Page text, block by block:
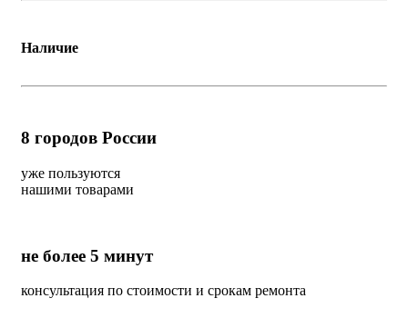
Наличие
8 городов России
уже пользуются
нашими товарами
не более 5 минут
консультация по стоимости и срокам ремонта